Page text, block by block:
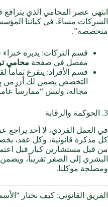
انتهى عصر المحامي الذي
الشركات مساءً. في كياننا
متخصصة”.
قسم التركات: يديره
مفصل في صفحة محامي
قسم الأفراد: يتفرغ تماماً
التخصص يضمن لك أن من
مجاله، وليس “ممارساً
3. الحوكمة والرقابة
في العمل الفردي، لا أحد يراجع
من قبل مستشارين كبار قبل
البشري إلى الصفر تقريباً،
ومصلحة موكلنا.
الفريق القانوني: كيف نختار